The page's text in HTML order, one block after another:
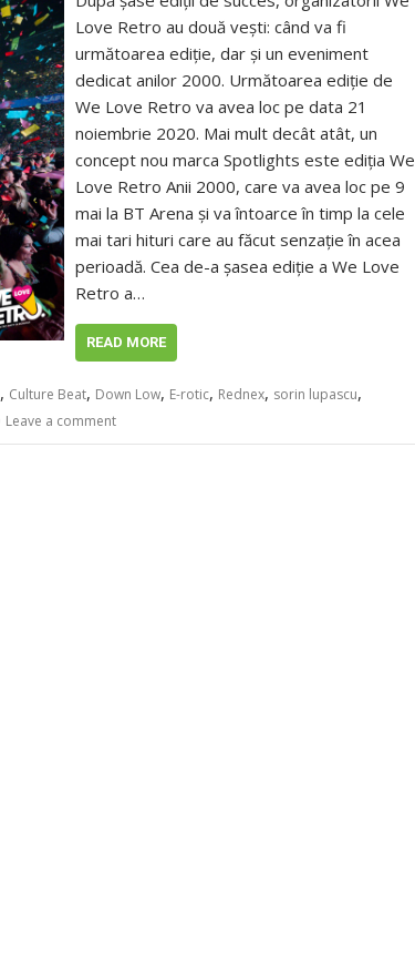
Love Retro au două vești: când va fi
următoarea ediție, dar și un eveniment
dedicat anilor 2000. Următoarea ediție de
We Love Retro va avea loc pe data 21
noiembrie 2020. Mai mult decât atât, un
concept nou marca Spotlights este ediția We
Love Retro Anii 2000, care va avea loc pe 9
mai la BT Arena și va întoarce în timp la cele
mai tari hituri care au făcut senzație în acea
perioadă. Cea de-a șasea ediție a We Love
Retro a…
READ MORE
, Culture Beat, Down Low, E-rotic, Rednex, sorin lupascu,
Leave a comment